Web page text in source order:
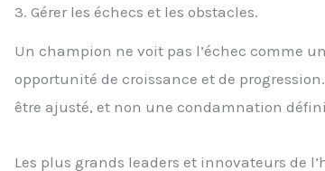
3. Gérer les échecs et les obstacles.
Un champion ne voit pas l’échec comme
opportunité de croissance et de
être ajusté, et non une condamnation
Les plus grands leaders et innovateurs de